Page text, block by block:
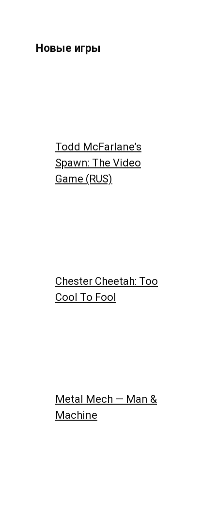
Новые игры
Todd McFarlane’s
Spawn: The Video
Game (RUS)
Chester Cheetah: Too
Cool To Fool
Metal Mech — Man &
Machine